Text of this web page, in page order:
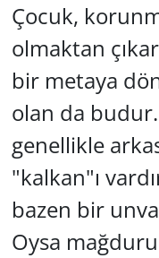
Çocuk,
olmaktan
bir metaya
olan da
genellikle
"kalkan"ı
bazen bir
Oysa